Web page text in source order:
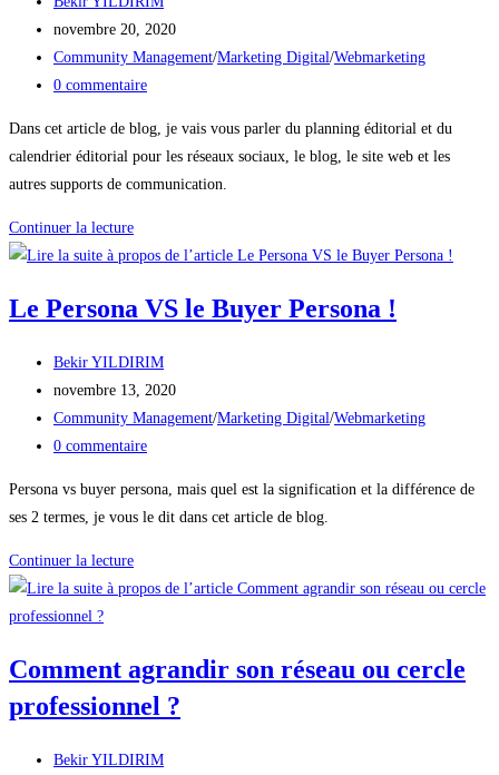
en
2021
!
de
la
publication :
Publication
publiée :
novembre 20, 2020
Post
category:
Community Management/Marketing Digital/Webmarketing
Commentaires
0 commentaire
Dans cet article de blog, je vais vous parler du planning éditorial et du
calendrier éditorial pour les réseaux sociaux, le blog, le site web et les
autres supports de communication.
Continuer la lectureLe
planning
calendrier
Le Persona VS le Buyer Persona !
Auteur/autrice
de
la
publication :
Bekir YILDIRIM
Publication
publiée :
novembre 13, 2020
Post
category:
Community Management/Marketing Digital/Webmarketing
Commentaires
publication :
0 commentaire
Persona vs buyer persona, mais quel est la signification et la différence de
ses 2 termes, je vous le dit dans cet article de blog.
Continuer la lectureLe
Persona
Buyer
Persona
Comment agrandir son réseau ou cercle
professionnel ?
Auteur/autrice
Bekir YILDIRIM